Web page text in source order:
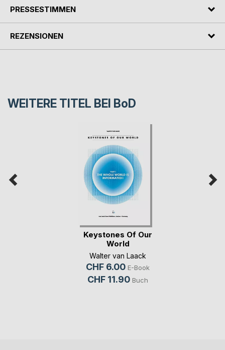
PRESSESTIMMEN
REZENSIONEN
WEITERE TITEL BEI BoD
Keystones Of Our
World
Walter van Laack
CHF 6.00 E-Book
CHF 11.90 Buch